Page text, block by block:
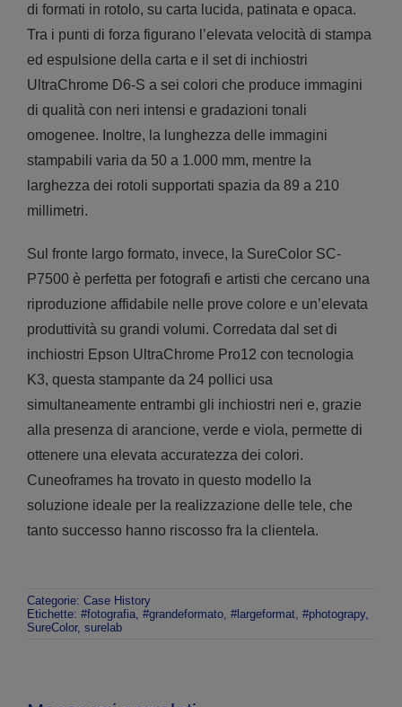
di formati in rotolo, su carta lucida, patinata e opaca.
Tra i punti di forza figurano l’elevata velocità di stampa
ed espulsione della carta e il set di inchiostri
UltraChrome D6-S a sei colori che produce immagini
di qualità con neri intensi e gradazioni tonali
omogenee. Inoltre, la lunghezza delle immagini
stampabili varia da 50 a 1.000 mm, mentre la
larghezza dei rotoli supportati spazia da 89 a 210
millimetri.
Sul fronte largo formato, invece, la SureColor SC-
P7500 è perfetta per fotografi e artisti che cercano una
riproduzione affidabile nelle prove colore e un’elevata
produttività su grandi volumi. Corredata dal set di
inchiostri Epson UltraChrome Pro12 con tecnologia
K3, questa stampante da 24 pollici usa
simultaneamente entrambi gli inchiostri neri e, grazie
alla presenza di arancione, verde e viola, permette di
ottenere una elevata accuratezza dei colori.
Cuneoframes ha trovato in questo modello la
soluzione ideale per la realizzazione delle tele, che
tanto successo hanno riscosso fra la clientela.
Categorie: Case History
Etichette: #fotografia, #grandeformato, #largeformat, #photograpy,
SureColor, surelab